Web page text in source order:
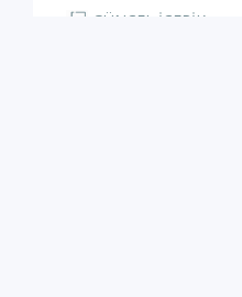
GÜNCEL İÇERİK